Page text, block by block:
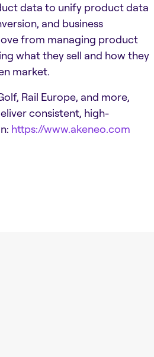
data to unify product data
and business
from managing product
what they sell and how they
market.
Rail Europe, and more,
consistent, high-
https://www.akeneo.com